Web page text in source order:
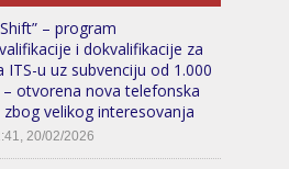
– program
i dokvalifikacije za
ITS-u uz subvenciju od 1.000
– otvorena nova telefonska
zbog velikog interesovanja
20/02/2026